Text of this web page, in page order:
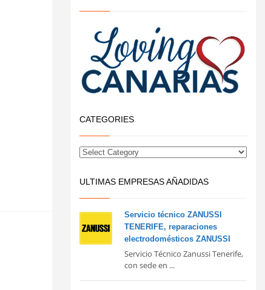
CATEGORIES
ULTIMAS EMPRESAS AÑADIDAS
Servicio técnico ZANUSSI
TENERIFE, reparaciones
electrodomésticos ZANUSSI
Servicio Técnico Zanussi Tenerife,
con sede en ...